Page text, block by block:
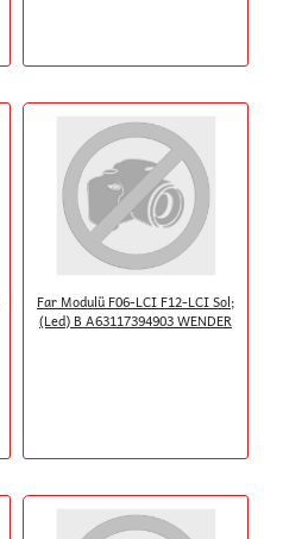
Far Modulü F06-LCI F12-LCI Sol;
(Led) B A63117394903 WENDER